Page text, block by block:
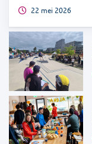
22 mei 2026